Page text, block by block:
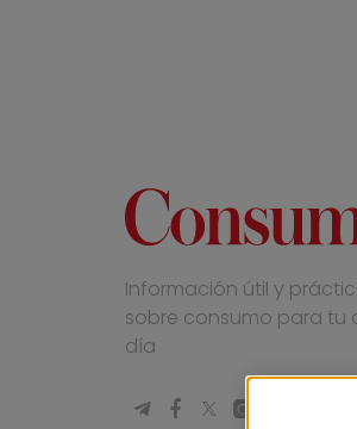
Información útil y
sobre consumo para tu
día